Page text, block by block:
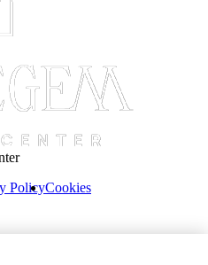
PolicyCookies